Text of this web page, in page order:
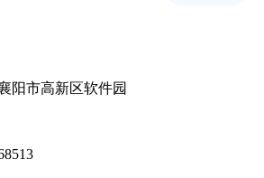
阳市高新区软件园